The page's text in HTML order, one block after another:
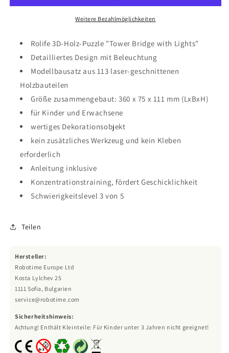
Puzzle
with
Puzzle
&quot;Tower
with
Weitere Bezahlmöglichkeiten
Rolife 3D-Holz-Puzzle "Tower Bridge with Lights"
Detailliertes Design mit Beleuchtung
Modellbausatz aus 113 laser-geschnittenen
Holzbauteilen
Größe zusammengebaut: 360 x 75 x 111 mm (LxBxH)
für Kinder und Erwachsene
wertiges Dekorationsobjekt
kein zusätzliches Werkzeug und kein Kleben
erforderlich
Anleitung inklusive
Konzentrationstraining, fördert Geschicklichkeit
Schwierigkeitslevel 3 von 5
Teilen
Hersteller:
Robotime Europe Ltd
Kosta Lylchev 25
1111 Sofia, Bulgarien
service@robotime.com
Sicherheitshinweis:
Achtung! Enthält Kleinteile: Für Kinder unter 3 Jahren nicht geeignet!